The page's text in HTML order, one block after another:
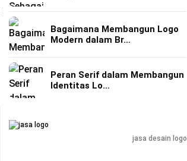
Bagaimana Membangun Logo
Modern dalam Br…
Peran Serif dalam Membangun
Identitas Lo…
jasa desain logo